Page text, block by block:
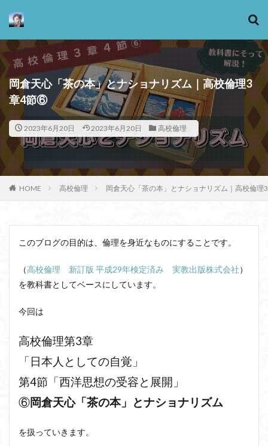
岡倉天心「茶の本」とナショナリズム｜高校倫理3
章4節⑥
2023年6月20日 2023年6月20日 高校倫理
HOME 高校倫理 岡倉天心「茶の本」とナショナリズム｜高校倫
このブログの目的は、倫理を身近なものにすることです。
（高校倫理 新訂版 平成29年検定済み 実教出版株式会社）
を教科書としてベースにしています。
今回は
高校倫理第3章
「日本人としての自覚」
第4節「西洋思想の受容と展開」
⑥岡倉天心「茶の本」とナショナリズム
を扱っていきます。
カテゴリー
タグ
13歳からのアート思考
感情
心の哲学
忙しい
思考実験
恋愛 悪 情報 意味
意志
愛
愛と性と存在 愛着
戦闘思考力
新科学哲学
日本哲学の最前線
東浩紀
桐野夏生
構造主義 機能主義
正義
死ぬ権利
民藝 法学 形而上学
左脳
洞窟の比喩
天才と変人は紙一重
哲学者とは
囚人のジレンマ
夏目漱石
大乗仏教
実存は本質に先立つ
実存主義
家畜化症候群
寸断された身体 対話
小乗仏教
山口尚